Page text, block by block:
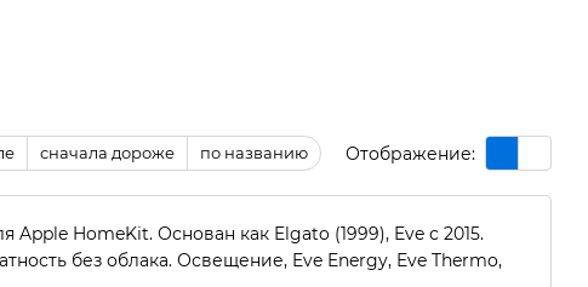
сначала дороже по названию Отображение:
HomeKit. Основан как Elgato (1999), Eve с 2015.
без облака. Освещение, Eve Energy, Eve Thermo,